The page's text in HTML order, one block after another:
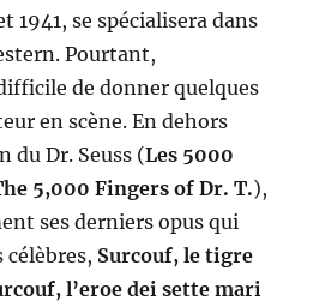
1941, se spécialisera dans
Pourtant,
de donner quelques
en scène. En dehors
du Dr. Seuss (Les 5000
5,000 Fingers of Dr. T.),
ses derniers opus qui
célèbres, Surcouf, le tigre
l’eroe dei sette mari